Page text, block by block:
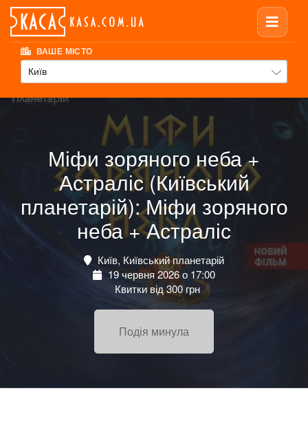
ВАШЕ МІСТО
Київ
Міфи зоряного неба +
Астраліс (Київський
планетарій): Міфи зоряного
неба + Астраліс
Київ, Київський планетарій
19 червня 2026 о 17:00
Квитки від 300 грн
Подія минула